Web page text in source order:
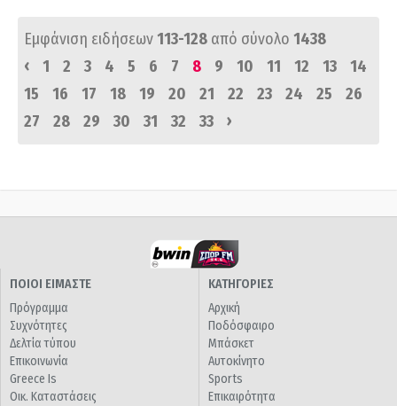
Εμφάνιση ειδήσεων113-128 από σύνολο 1438
‹
1 2 3 4 5 6 7 8 9 10 11 12 13
14
15
16 17 18 19 20 21 22 23 24 25
26
27
28 29 30 31 32 33 ›
ΠΟΙΟΙ ΕΙΜΑΣΤΕ
Πρόγραμμα
Συχνότητες
Δελτία τύπου
Επικοινωνία
Greece Is
Οικ. Καταστάσεις
ΚΑΤΗΓΟΡΙΕΣ
Αρχική
Ποδόσφαιρο
Μπάσκετ
Αυτοκίνητο
Sports
Επικαιρότητα